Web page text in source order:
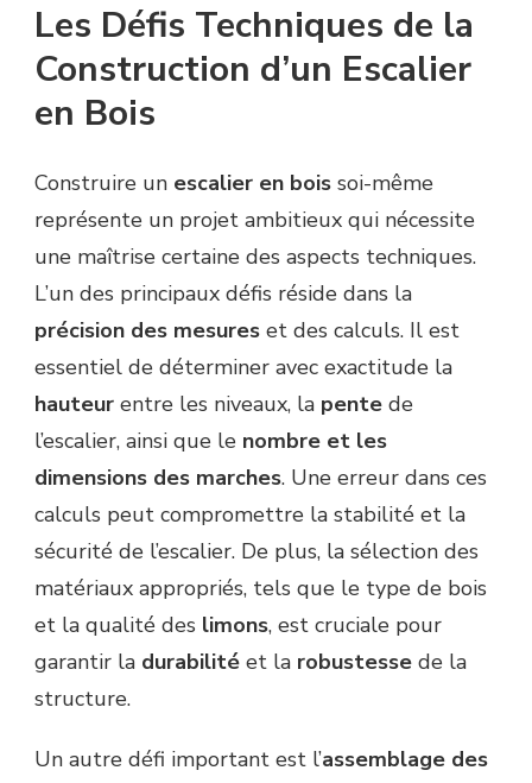
Les Défis Techniques de la
Construction d’un Escalier
en Bois
Construire un escalier en bois soi-même
représente un projet ambitieux qui nécessite
une maîtrise certaine des aspects techniques.
L’un des principaux défis réside dans la
précision des mesures et des calculs. Il est
essentiel de déterminer avec exactitude la
hauteur entre les niveaux, la pente de
l’escalier, ainsi que le nombre et les
dimensions des marches. Une erreur dans ces
calculs peut compromettre la stabilité et la
sécurité de l’escalier. De plus, la sélection des
matériaux appropriés, tels que le type de bois
et la qualité des limons, est cruciale pour
garantir la durabilité et la robustesse de la
structure.
Un autre défi important est l’assemblage des